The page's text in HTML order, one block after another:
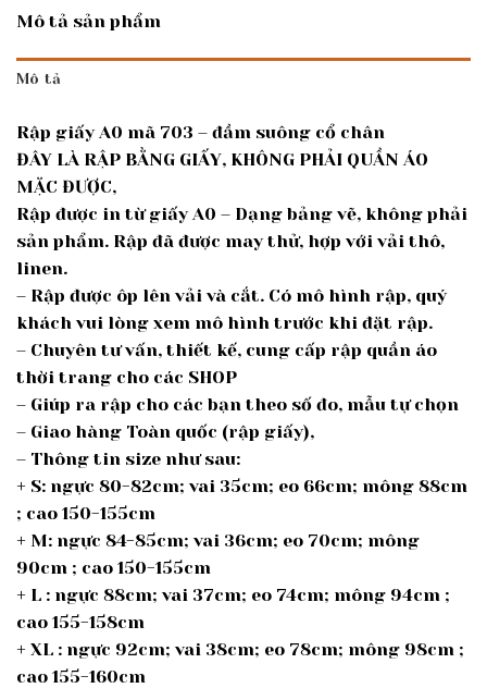
Mô tả sản phẩm
Mô tả
Rập giấy A0 mã 703 – đầm suông cổ chân
ĐÂY LÀ RẬP BẰNG GIẤY, KHÔNG PHẢI QUẦN ÁO
MẶC ĐƯỢC,
Rập được in từ giấy A0 – Dạng bảng vẽ, không phải
sản phẩm. Rập đã được may thử, hợp với vải thô,
linen.
– Rập được ôp lên vải và cắt. Có mô hình rập, quý
khách vui lòng xem mô hình trước khi đặt rập.
– Chuyên tư vấn, thiết kế, cung cấp rập quần áo
thời trang cho các SHOP
– Giúp ra rập cho các bạn theo số đo, mẫu tự chọn
– Giao hàng Toàn quốc (rập giấy),
– Thông tin size như sau:
+ S: ngực 80-82cm; vai 35cm; eo 66cm; mông 88cm
; cao 150-155cm
+ M: ngực 84-85cm; vai 36cm; eo 70cm; mông
90cm ; cao 150-155cm
+ L : ngực 88cm; vai 37cm; eo 74cm; mông 94cm ;
cao 155-158cm
+ XL : ngực 92cm; vai 38cm; eo 78cm; mông 98cm ;
cao 155-160cm